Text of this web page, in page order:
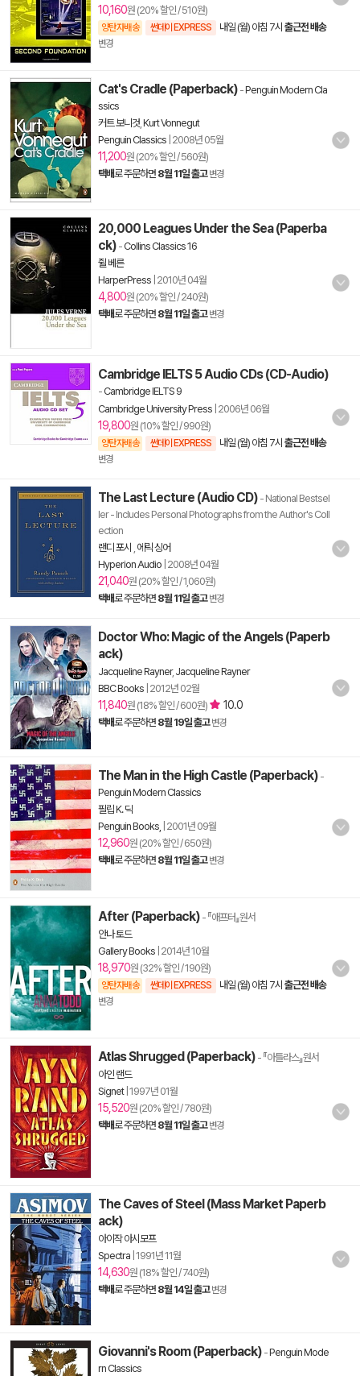
10,160원 (20% 할인 / 510원)
양탄자배송 썬데이 EXPRESS 내일 (월) 아침 7시 출근전 배송
변경
Cat's Cradle (Paperback) -Penguin Modern Cla
ssics
커트 보니것 Kurt Vonnegut
Penguin Classics 2008년 05월
11,200원 (20% 할인 / 560원)
택배로 주문하면 8월 11일 출고 변경
20,000 Leagues Under the Sea (Paperba
ck) -Collins Classics 16
쥘 베른
HarperPress 2010년 04월
4,800원 (20% 할인 / 240원)
택배로 주문하면 8월 11일 출고 변경
Cambridge IELTS 5 Audio CDs (CD-Audio)
-Cambridge IELTS 9
Cambridge University Press 2006년 06월
19,800원 (10% 할인 / 990원)
양탄자배송 썬데이 EXPRESS 내일 (월) 아침 7시 출근전 배송
변경
The Last Lecture (Audio CD) - National Bestsel
ler - Includes Personal Photographs from the Author's Coll
ection
랜디 포시
에릭 싱어
Hyperion Audio 2008년 04월
21,040원 (20% 할인 / 1,060원)
택배로 주문하면 8월 11일 출고 변경
Doctor Who: Magic of the Angels (Paperb
ack)
Jacqueline Rayner, Jacqueline Rayner
BBC Books 2012년 02월
11,840원 (18% 할인 / 600원) 10.0
택배로 주문하면 8월 19일 출고 변경
The Man in the High Castle (Paperback) -
Penguin Modern Classics
필립 K. 딕
Penguin Books,
2001년 09월
12,960원 (20% 할인 / 650원)
택배로 주문하면 8월 11일 출고 변경
After (Paperback) - 『애프터』원서
안나 토드
Gallery Books 2014년 10월
18,970원 (32% 할인 / 190원)
양탄자배송 썬데이 EXPRESS 내일 (월) 아침 7시 출근전 배송
변경
Atlas Shrugged (Paperback) - 『아틀라스』원서
아인 랜드
Signet| 1997년 01월
15,520원 (20% 할인 / 780원)
택배로 주문하면 8월 11일 출고 변경
The Caves of Steel (Mass Market Paperb
ack)
아이작 아시모프
Spectra 1991년 11월
14,630원 (18% 할인 / 740원)
택배로 주문하면 8월 14일 출고 변경
Giovanni's Room (Paperback) -Penguin Mode
rn Classics